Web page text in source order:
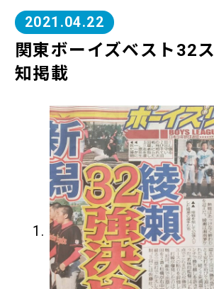
2021.04.22
関東ボーイズベスト32
知掲載